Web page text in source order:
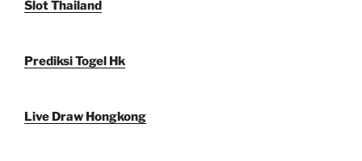
Slot Thailand
Prediksi Togel Hk
Live Draw Hongkong